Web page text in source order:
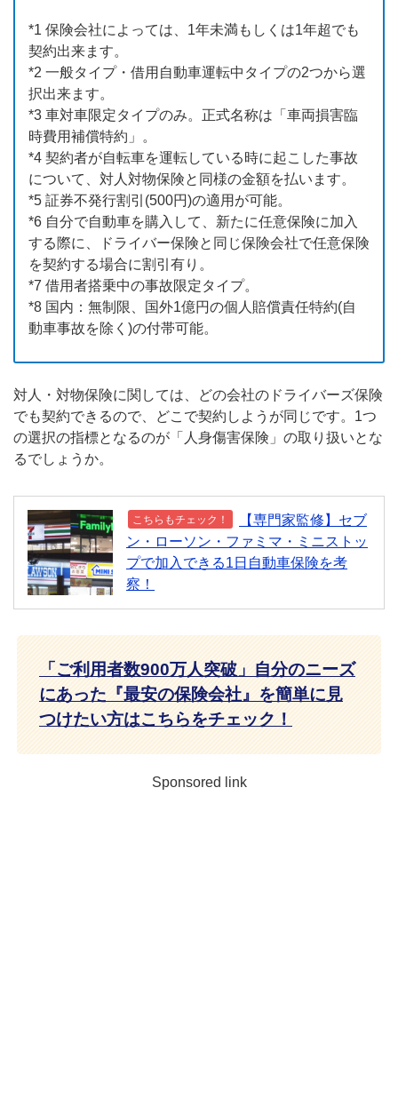
*1 保険会社によっては、1年未満もしくは1年超でも
契約出来ます。
*2 一般タイプ・借用自動車運転中タイプの2つから選
択出来ます。
*3 車対車限定タイプのみ。正式名称は「車両損害臨
時費用補償特約」。
*4 契約者が自転車を運転している時に起こした事故
について、対人対物保険と同様の金額を払います。
*5 証券不発行割引(500円)の適用が可能。
*6 自分で自動車を購入して、新たに任意保険に加入
する際に、ドライバー保険と同じ保険会社で任意保険
を契約する場合に割引有り。
*7 借用者搭乗中の事故限定タイプ。
*8 国内：無制限、国外1億円の個人賠償責任特約(自
動車事故を除く)の付帯可能。
対人・対物保険に関しては、どの会社のドライバーズ保険
でも契約できるので、どこで契約しようが同じです。1つ
の選択の指標となるのが「人身傷害保険」の取り扱いとな
るでしょうか。
こちらもチェック！
【専門家監修】セブ
ン・ローソン・ファミマ・ミニストッ
プで加入できる1日自動車保険を考
察！
「ご利用者数900万人突破」自分のニーズ
にあった『最安の保険会社』を簡単に見
つけたい方はこちらをチェック！
Sponsored link